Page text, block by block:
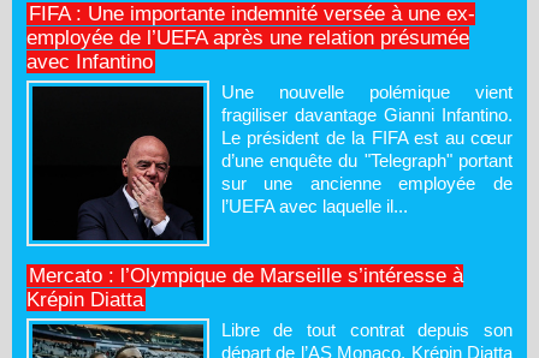
FIFA : Une importante indemnité versée à une ex-
employée de l’UEFA après une relation présumée
avec Infantino
Une nouvelle polémique vient
fragiliser davantage Gianni Infantino.
Le président de la FIFA est au cœur
d’une enquête du "Telegraph" portant
sur une ancienne employée de
l’UEFA avec laquelle il...
Mercato : l’Olympique de Marseille s’intéresse à
Krépin Diatta
Libre de tout contrat depuis son
départ de l’AS Monaco, Krépin Diatta